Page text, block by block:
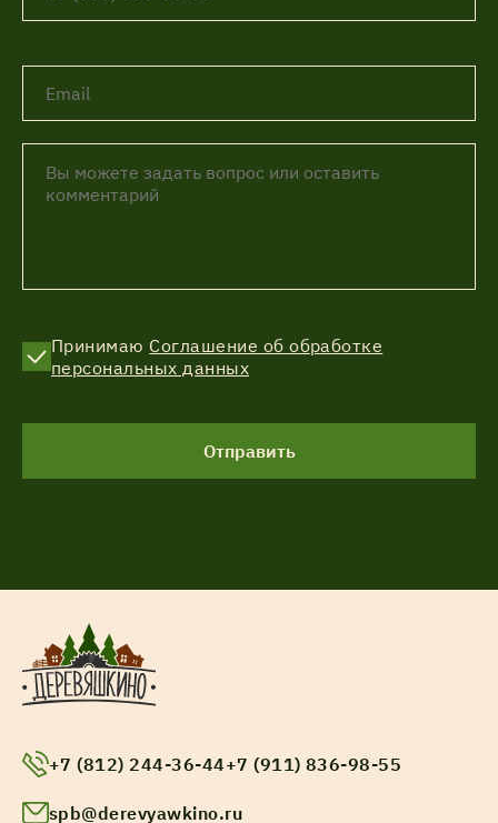
Принимаю Соглашение об обработке
персональных данных
Отправить
+7 (812) 244-36-44+7 (911) 836-98-55
spb@derevyawkino.ru